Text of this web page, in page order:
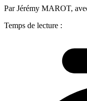
Par Jérémy MAROT,
Temps de lecture :